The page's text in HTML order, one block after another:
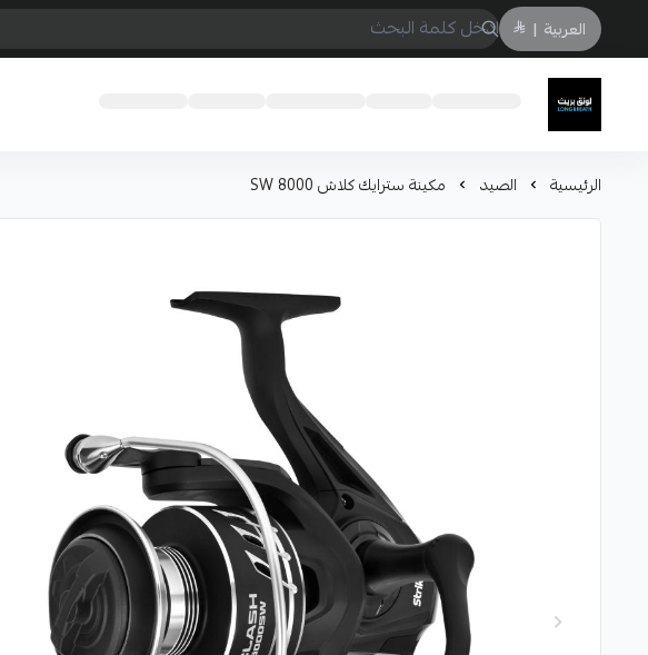
العربية |
لونق بريث
الرئيسية الصيد مكينة سترايك كلاش 8000 SW